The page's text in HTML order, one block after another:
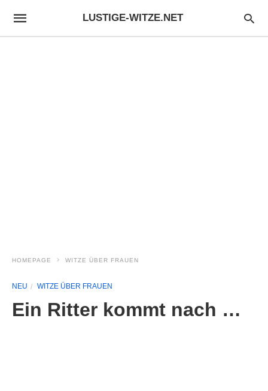
LUSTIGE-WITZE.NET
HOMEPAGE WITZE ÜBER FRAUEN
NEU WITZE ÜBER FRAUEN
Ein Ritter kommt nach …